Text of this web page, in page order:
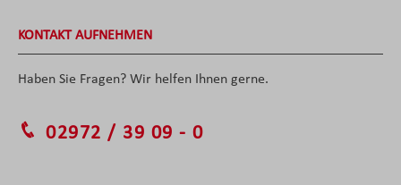
KONTAKT AUFNEHMEN
Haben Sie Fragen? Wir helfen Ihnen gerne.
02972 / 39 09 - 0